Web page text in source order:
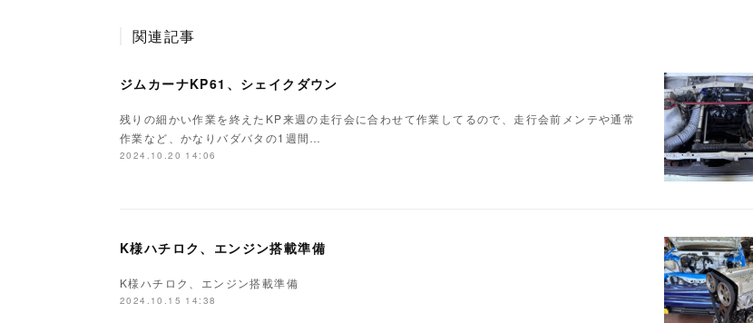
関連記事
ジムカーナKP61、シェイクダウン
残りの細かい作業を終えたKP来週の走行会に合わせて作業してるので、走行会前メンテや通常
作業など、かなりバダバタの1週間…
2024.10.20 14:06
K様ハチロク、エンジン搭載準備
K様ハチロク、エンジン搭載準備
2024.10.15 14:38